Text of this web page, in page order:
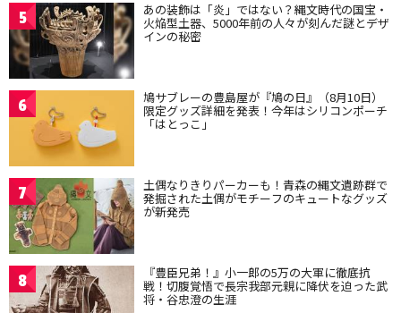
5 あの装飾は「炎」ではない？縄文時代の国宝・
火焔型土器、5000年前の人々が刻んだ謎とデザ
インの秘密
6 鳩サブレーの豊島屋が『鳩の日』（8月10日）
限定グッズ詳細を発表！今年はシリコンポーチ
「はとっこ」
7 土偶なりきりパーカーも！青森の縄文遺跡群で
発掘された土偶がモチーフのキュートなグッズ
が新発売
8 『豊臣兄弟！』小一郎の5万の大軍に徹底抗
戦！切腹覚悟で長宗我部元親に降伏を迫った武
将・谷忠澄の生涯